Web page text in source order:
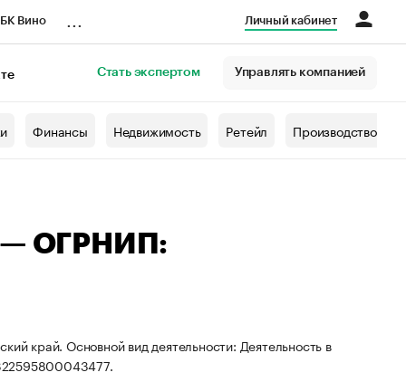
Вино Личный кабинет
Стать экспертом Управлять компанией
Финансы Недвижимость Ретейл Производство
— ОГРНИП:
край. Основной вид деятельности: Деятельность в